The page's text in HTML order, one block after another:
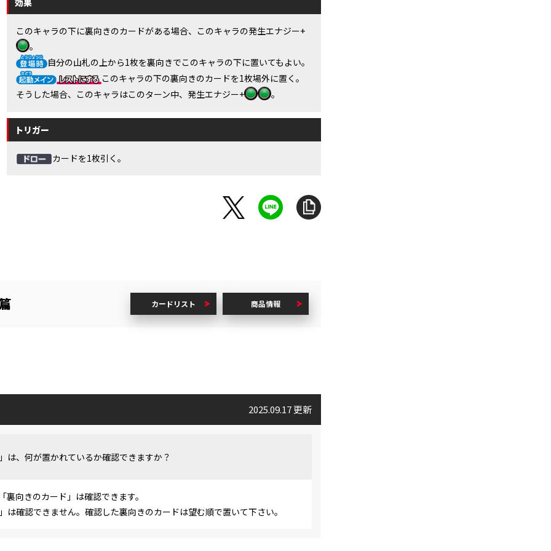
効果
このキャラの下に裏向きのカードがある場合、このキャラの発生エナジー+
。
自分の山札の上から1枚を裏向きでこのキャラの下に置いてもよい。
このキャラの下の裏向きのカードを1枚場外に置く。
そうした場合、このキャラはこのターン中、発生エナジー+
。
トリガー
カードを1枚引く。
カードリスト 商品情報
2025.09.17 更新
は、何が置かれているか確認できますか？
向きのカード」は確認できます。
確認できません。確認した裏向きのカードは望む順で置いて下さい。